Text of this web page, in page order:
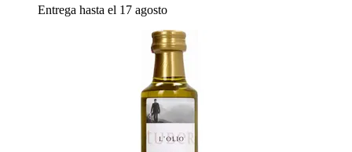
Entrega hasta el 17 agosto